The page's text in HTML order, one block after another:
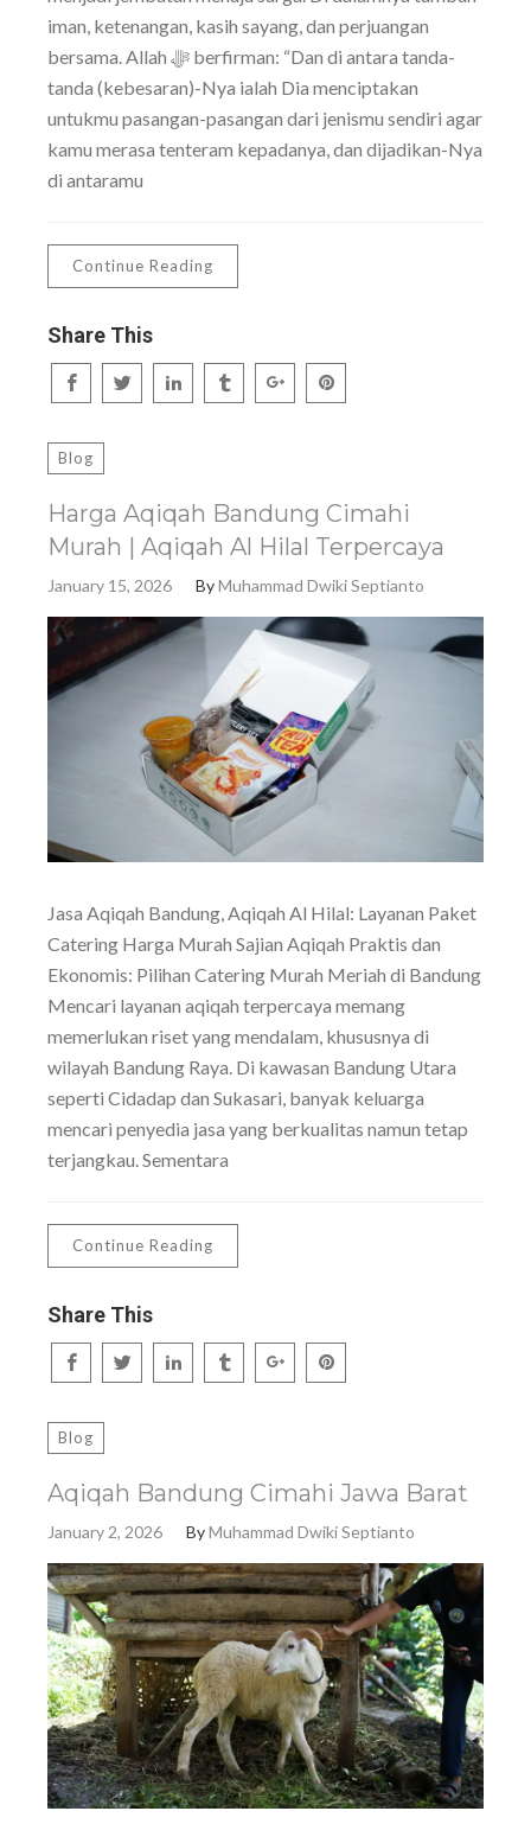
iman, ketenangan, kasih sayang, dan perjuangan
bersama. Allah ﷻ berfirman: “Dan di antara tanda-
tanda (kebesaran)-Nya ialah Dia menciptakan
untukmu pasangan-pasangan dari jenismu sendiri agar
kamu merasa tenteram kepadanya, dan dijadikan-Nya
di antaramu
Continue Reading
Share This
Blog
Harga Aqiqah Bandung Cimahi
Murah | Aqiqah Al Hilal Terpercaya
January 15, 2026 ByMuhammad Dwiki Septianto
Jasa Aqiqah Bandung, Aqiqah Al Hilal: Layanan Paket
Catering Harga Murah Sajian Aqiqah Praktis dan
Ekonomis: Pilihan Catering Murah Meriah di Bandung
Mencari layanan aqiqah terpercaya memang
memerlukan riset yang mendalam, khususnya di
wilayah Bandung Raya. Di kawasan Bandung Utara
seperti Cidadap dan Sukasari, banyak keluarga
mencari penyedia jasa yang berkualitas namun tetap
terjangkau. Sementara
Continue Reading
Share This
Blog
Aqiqah Bandung Cimahi Jawa Barat
January 2, 2026 ByMuhammad Dwiki Septianto